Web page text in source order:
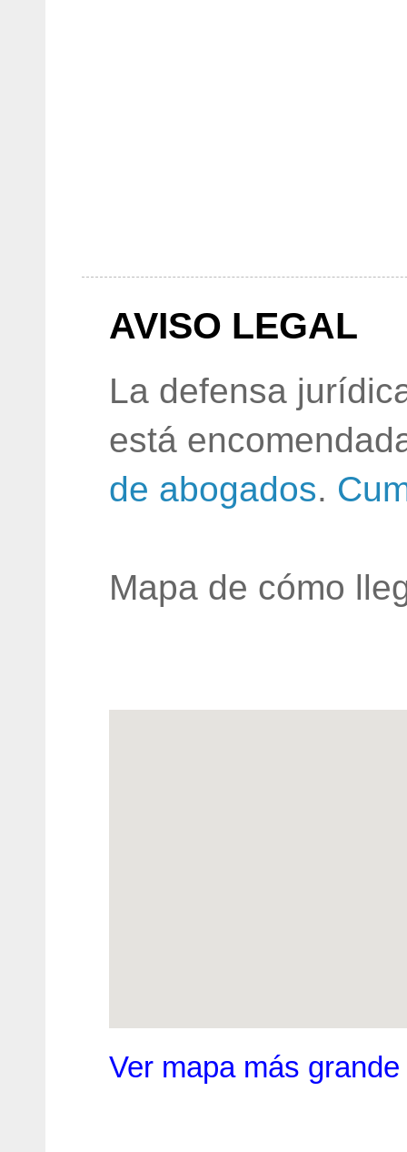
AVISO LEGAL
La defensa
está
de abogados.
Mapa de cómo
Ver mapa más grande